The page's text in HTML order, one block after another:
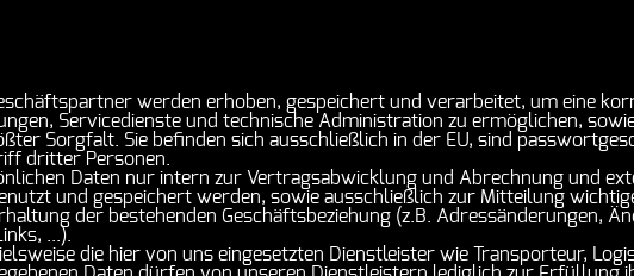
werden erhoben, gespeichert und verarbeitet, um eine
Servicedienste und technische Administration zu ermöglichen,
Sorgfalt. Sie befinden sich ausschließlich in der EU, sind
dritter Personen.
Daten nur intern zur Vertragsabwicklung und Abrechnung und
und gespeichert werden, sowie ausschließlich zur Mitteilung
der bestehenden Geschäftsbeziehung (z.B. Adressänderungen,
...).
die hier von uns eingesetzten Dienstleister wie Transporteur,